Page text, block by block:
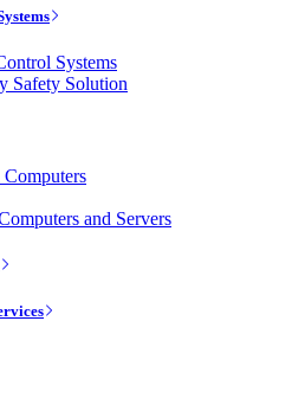
Systems
Safety Solution
and Servers